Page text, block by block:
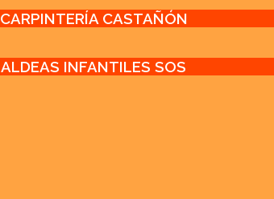
CARPINTERÍA CASTAÑÓN
ALDEAS INFANTILES SOS